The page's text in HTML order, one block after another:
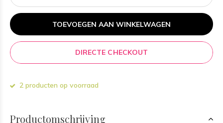
TOEVOEGEN AAN WINKELWAGEN
DIRECTE CHECKOUT
2 producten op voorraad
Productomschrijving